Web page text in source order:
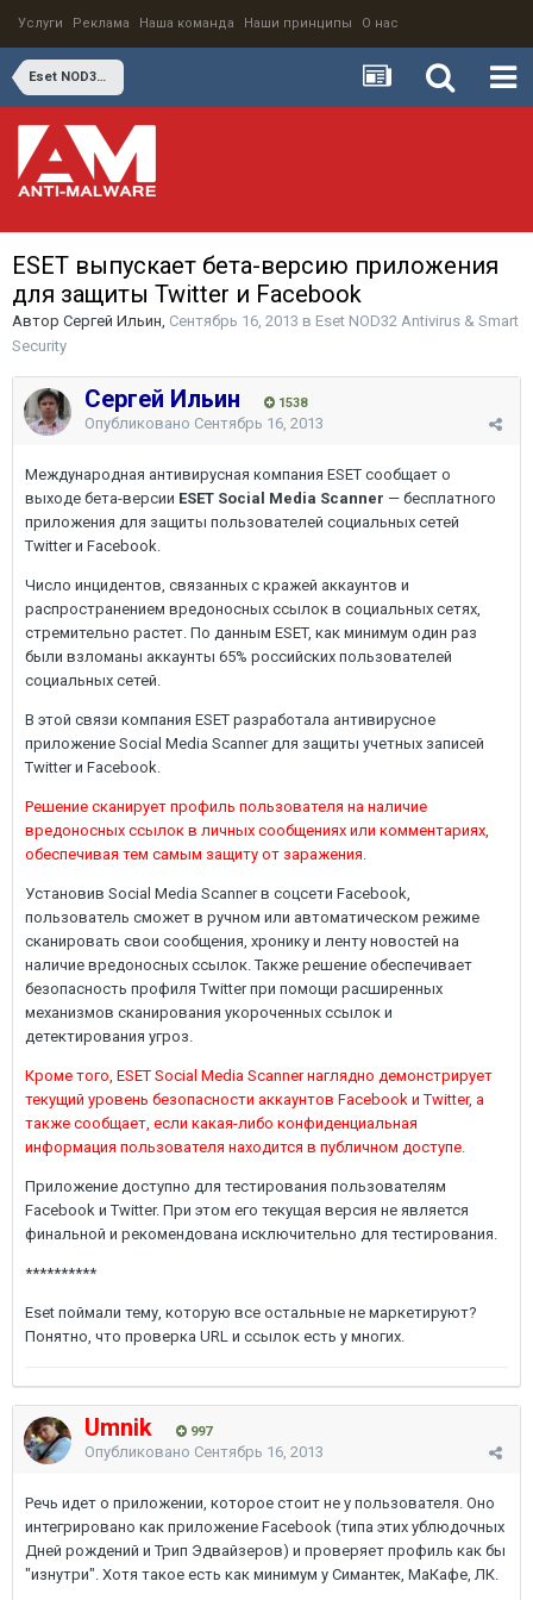
Услуги Реклама Наша команда Наши принципы О нас
Eset NOD32 Antivirus & Smart Security
ESET выпускает бета-версию приложения
для защиты Twitter и Facebook
Автор Сергей Ильин, Сентябрь 16, 2013 в Eset NOD32 Antivirus & Smart
Security
Сергей Ильин 1538
Опубликовано Сентябрь 16, 2013
Международная антивирусная компания ESET сообщает о
выходе бета-версии ESET Social Media Scanner — бесплатного
приложения для защиты пользователей социальных сетей
Twitter и Facebook.
Число инцидентов, связанных с кражей аккаунтов и
распространением вредоносных ссылок в социальных сетях,
стремительно растет. По данным ESET, как минимум один раз
были взломаны аккаунты 65% российских пользователей
социальных сетей.
В этой связи компания ESET разработала антивирусное
приложение Social Media Scanner для защиты учетных записей
Twitter и Facebook.
Решение сканирует профиль пользователя на наличие
вредоносных ссылок в личных сообщениях или комментариях,
обеспечивая тем самым защиту от заражения.
Установив Social Media Scanner в соцсети Facebook,
пользователь сможет в ручном или автоматическом режиме
сканировать свои сообщения, хронику и ленту новостей на
наличие вредоносных ссылок. Также решение обеспечивает
безопасность профиля Twitter при помощи расширенных
механизмов сканирования укороченных ссылок и
детектирования угроз.
Кроме того, ESET Social Media Scanner наглядно демонстрирует
текущий уровень безопасности аккаунтов Facebook и Twitter, а
также сообщает, если какая-либо конфиденциальная
информация пользователя находится в публичном доступе.
Приложение доступно для тестирования пользователям
Facebook и Twitter. При этом его текущая версия не является
финальной и рекомендована исключительно для тестирования.
**********
Eset поймали тему, которую все остальные не маркетируют?
Понятно, что проверка URL и ссылок есть у многих.
Umnik 997
Опубликовано Сентябрь 16, 2013
Речь идет о приложении, которое стоит не у пользователя. Оно
интегрировано как приложение Facebook (типа этих ублюдочных
Дней рождений и Трип Эдвайзеров) и проверяет профиль как бы
"изнутри". Хотя такое есть как минимум у Симантек, МаКафе, ЛК.